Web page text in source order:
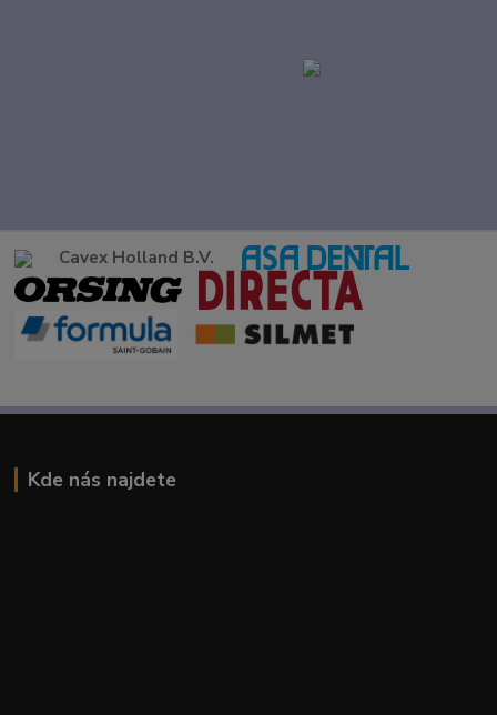
Cavex Holland B.V.
Kde nás najdete